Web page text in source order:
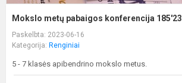
Mokslo metų pabaigos konferencija 185'23
Paskelbta: 2023-06-16
Kategorija: Renginiai
5 - 7 klasės apibendrino mokslo metus.